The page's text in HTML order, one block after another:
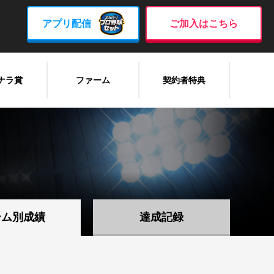
アプリ配信 ご加入はこちら
ラ賞 ファーム 契約者特典
別成績 達成記録